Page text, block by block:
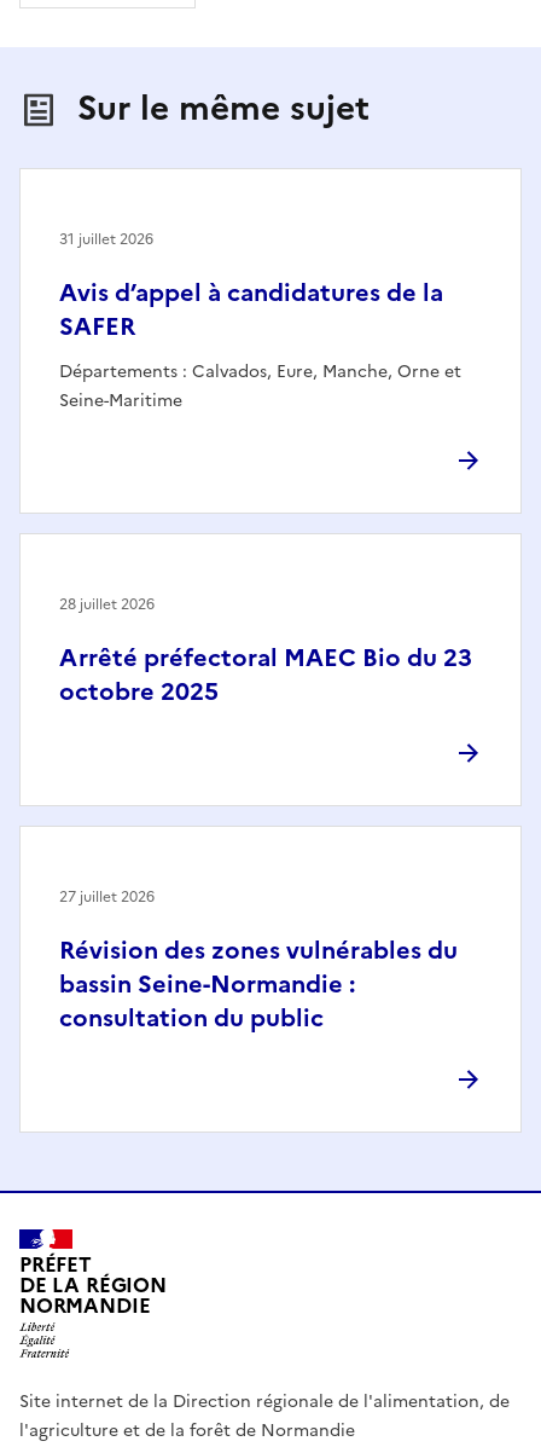
Sur le même sujet
Avis d’appel à candidatures de la
SAFER
Départements : Calvados, Eure, Manche, Orne et
Seine-Maritime
31 juillet 2026
Arrêté préfectoral MAEC Bio du 23
octobre 2025
28 juillet 2026
Révision des zones vulnérables du
bassin Seine-Normandie :
consultation du public
27 juillet 2026
PRÉFET
DE LA RÉGION
NORMANDIE
Site internet de la Direction régionale de l'alimentation, de
l'agriculture et de la forêt de Normandie